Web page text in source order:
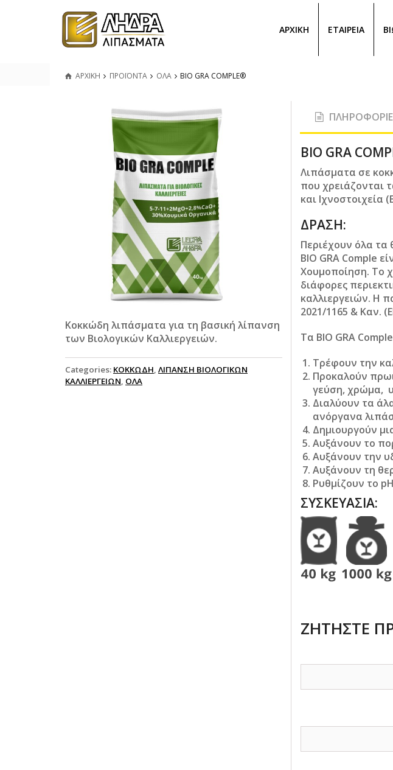
ΑΡΧΙΚΗ ΕΤΑΙΡΕΙΑ
ΑΡΧΙΚΗ ΠΡΟΪΟΝΤΑ ΟΛΑ BIO GRA COMPLE®
Κοκκώδη λιπάσματα για τη βασική λίπανση
των Βιολογικών Καλλιεργειών.
Categories: ΚΟΚΚΩΔΗ, ΛΙΠΑΝΣΗ ΒΙΟΛΟΓΙΚΩΝ
ΚΑΛΛΙΕΡΓΕΙΩΝ, ΟΛΑ
BIO GRA
Λιπάσματα σε
που χρειάζονται
και Ιχνοστοιχεία
ΔΡΑΣΗ:
Περιέχουν όλα τα
BIO GRA Comple
Χουμοποίηση. Το
διάφορες
καλλιεργειών. Η
2021/1165 & Καν.
Τα BIO GRA
Τρέφουν την
Προκαλούν
γεύση, χρώμα,
Διαλύουν τα
ανόργανα
Δημιουργούν
Αυξάνουν το
Αυξάνουν την
Αυξάνουν τη
Ρυθμίζουν το
ΣΥΣΚΕΥΑΣΙΑ:
ΖΗΤΗΣΤΕ